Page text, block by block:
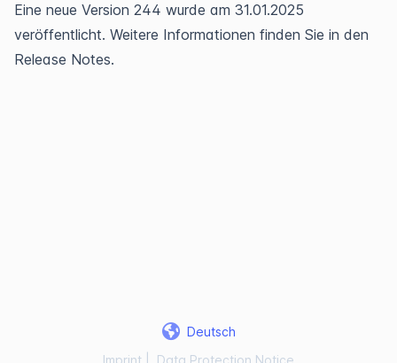
Eine neue Version 244 wurde am 31.01.2025
veröffentlicht. Weitere Informationen finden Sie in den
Release Notes.
Deutsch
Imprint
Data Protection Notice